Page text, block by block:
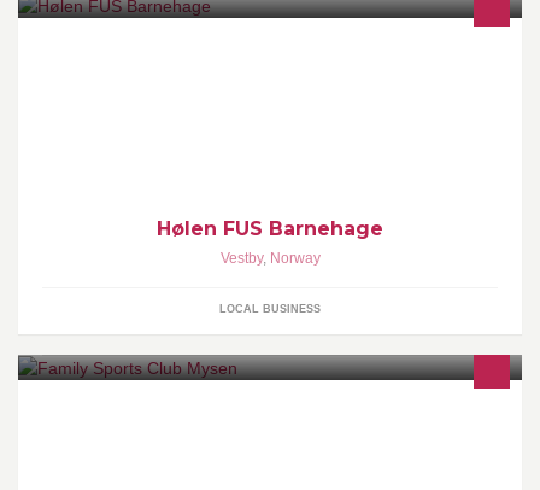
Hølen FUS Barnehage
Vestby, Norway
LOCAL BUSINESS